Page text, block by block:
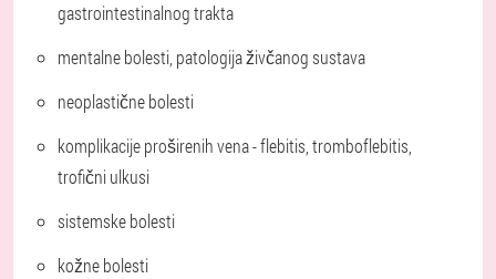
gastrointestinalnog trakta
mentalne bolesti, patologija živčanog sustava
neoplastične bolesti
komplikacije proširenih vena - flebitis, tromboflebitis,
trofični ulkusi
sistemske bolesti
kožne bolesti